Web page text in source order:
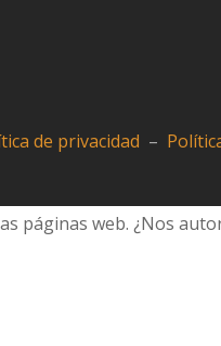
de privacidad –
páginas web. ¿Nos